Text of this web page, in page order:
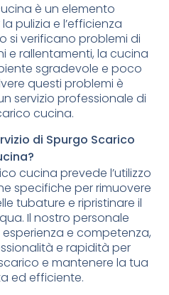
è un elemento
pulizia e l’efficienza
si verificano problemi di
e rallentamenti, la cucina
sgradevole e poco
questi problemi è
servizio professionale di
cucina.
di Spurgo Scarico
cucina prevede l’utilizzo
specifiche per rimuovere
tubature e ripristinare il
Il nostro personale
e competenza,
e rapidità per
e mantenere la tua
ed efficiente.